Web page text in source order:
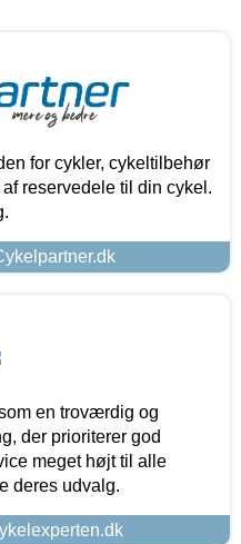
for cykler, cykeltilbehør
reservedele til din cykel.
en troværdig og
der prioriterer god
meget højt til alle
deres udvalg.